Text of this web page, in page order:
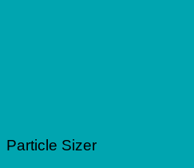
Particle Sizer